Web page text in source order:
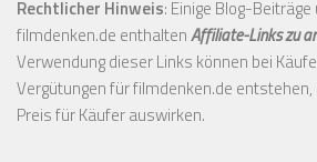
Rechtlicher Hinweis: Einige Blog-
filmdenken.de enthaltenAffiliate-Links zu
Verwendung dieser Links können bei
Vergütungen für filmdenken.de
Preis für Käufer auswirken.